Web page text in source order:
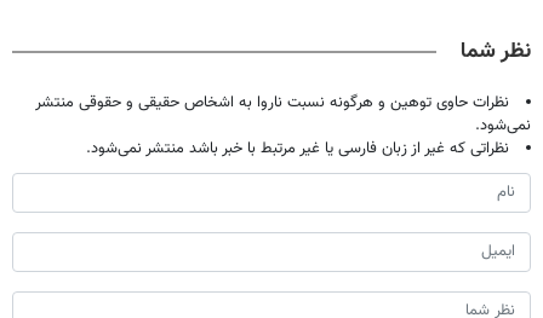
نظر شما
نظرات حاوی توهین و هرگونه نسبت ناروا به اشخاص حقیقی و حقوقی منتشر
نمی‌شود.
نظراتی که غیر از زبان فارسی یا غیر مرتبط با خبر باشد منتشر نمی‌شود.